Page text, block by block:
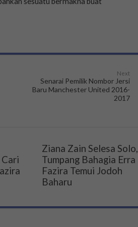
Next
Senarai Pemilik Nombor Jersi
Baru Manchester United 2016-
2017
Ziana Zain Selesa Solo,
Tumpang Bahagia Erra
Fazira Temui Jodoh
Baharu